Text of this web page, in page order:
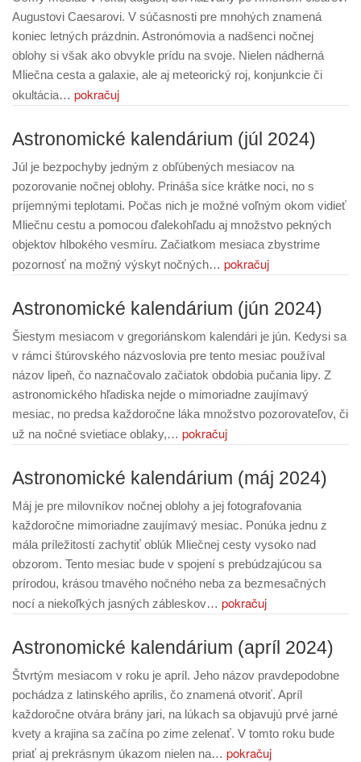
Augustovi Caesarovi. V súčasnosti pre mnohých znamená
koniec letných prázdnin. Astronómovia a nadšenci nočnej
oblohy si však ako obvykle prídu na svoje. Nielen nádherná
Mliečna cesta a galaxie, ale aj meteorický roj, konjunkcie či
okultácia… pokračuj
Astronomické kalendárium (júl 2024)
Júl je bezpochyby jedným z obľúbených mesiacov na
pozorovanie nočnej oblohy. Prináša síce krátke noci, no s
príjemnými teplotami. Počas nich je možné voľným okom vidieť
Mliečnu cestu a pomocou ďalekohľadu aj množstvo pekných
objektov hlbokého vesmíru. Začiatkom mesiaca zbystrime
pozornosť na možný výskyt nočných… pokračuj
Astronomické kalendárium (jún 2024)
Šiestym mesiacom v gregoriánskom kalendári je jún. Kedysi sa
v rámci štúrovského názvoslovia pre tento mesiac používal
názov lipeň, čo naznačovalo začiatok obdobia pučania lipy. Z
astronomického hľadiska nejde o mimoriadne zaujímavý
mesiac, no predsa každoročne láka množstvo pozorovateľov, či
už na nočné svietiace oblaky,… pokračuj
Astronomické kalendárium (máj 2024)
Máj je pre milovníkov nočnej oblohy a jej fotografovania
každoročne mimoriadne zaujímavý mesiac. Ponúka jednu z
mála príležitostí zachytiť oblúk Mliečnej cesty vysoko nad
obzorom. Tento mesiac bude v spojení s prebúdzajúcou sa
prírodou, krásou tmavého nočného neba za bezmesačných
nocí a niekoľkých jasných zábleskov… pokračuj
Astronomické kalendárium (apríl 2024)
Štvrtým mesiacom v roku je apríl. Jeho názov pravdepodobne
pochádza z latinského aprilis, čo znamená otvoriť. Apríl
každoročne otvára brány jari, na lúkach sa objavujú prvé jarné
kvety a krajina sa začína po zime zelenať. V tomto roku bude
priať aj prekrásnym úkazom nielen na… pokračuj